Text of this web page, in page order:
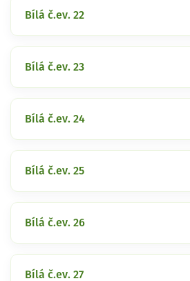
Bílá č.ev. 22
Bílá č.ev. 23
Bílá č.ev. 24
Bílá č.ev. 25
Bílá č.ev. 26
Bílá č.ev. 27